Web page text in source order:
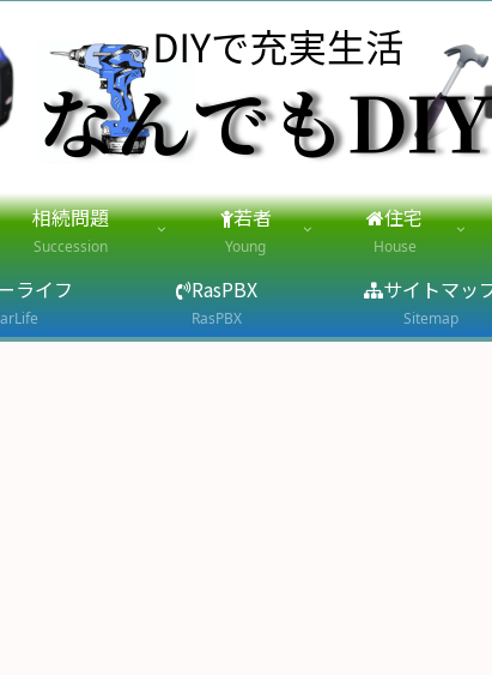
相続問題
Succession
若者
Young
住宅
House
ライフ RasPBX
RasPBX
サイトマッ
Sitemap